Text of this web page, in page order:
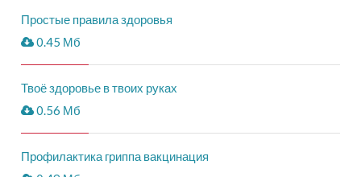
Простые правила здоровья
0.45 Мб
Твоё здоровье в твоих руках
0.56 Мб
Профилактика гриппа вакцинация